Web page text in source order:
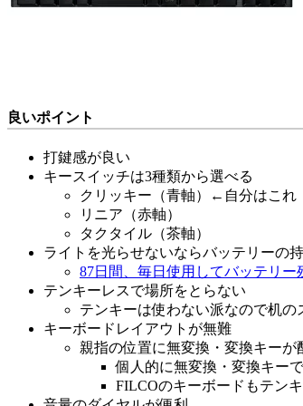
良いポイント
打鍵感が良い
キースイッチは3種類から選べる
クリッキー（青軸）←自分はこれ
リニア（赤軸）
タクタイル（茶軸）
ライトを光らせないならバッテリーの
87日間、毎日使用してバッテリー
テンキーレスで場所をとらない
テンキーは使わない派なので机
キーボードレイアウトが無難
親指の位置に無変換・変換キーが
個人的に無変換・変換キー
FILCOのキーボードもテン